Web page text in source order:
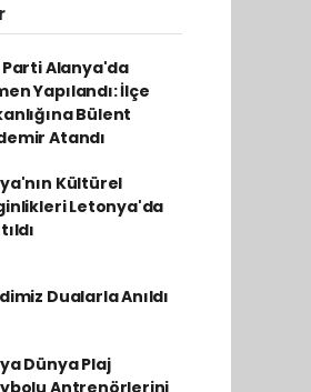
Parti Alanya'da
Yapılandı: İlçe
Bülent
Atandı
Kültürel
Letonya'da
Dualarla Anıldı
Dünya Plaj
Antrenörlerini